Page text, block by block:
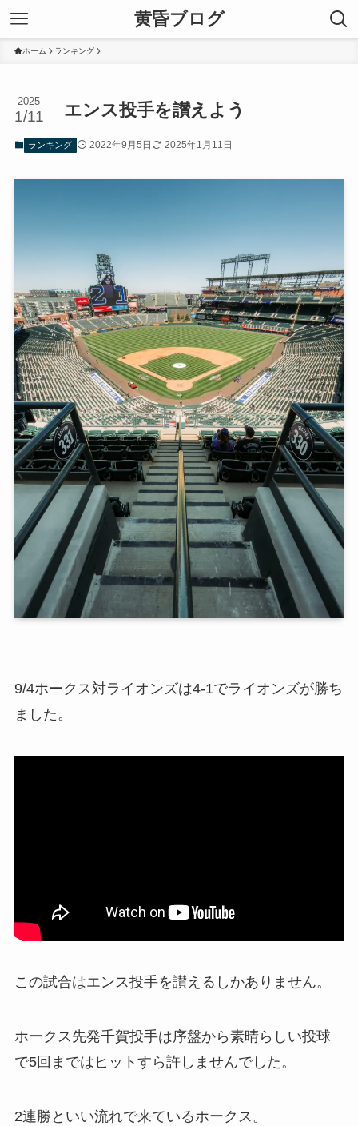
黄昏ブログ
ホーム ランキング
エンス投手を讃えよう
2025
1/11
ランキング 2022年9月5日 2025年1月11日
9/4ホークス対ライオンズは4-1でライオンズが勝ち
ました。
この試合はエンス投手を讃えるしかありません。
ホークス先発千賀投手は序盤から素晴らしい投球
で5回まではヒットすら許しませんでした。
2連勝といい流れで来ているホークス。